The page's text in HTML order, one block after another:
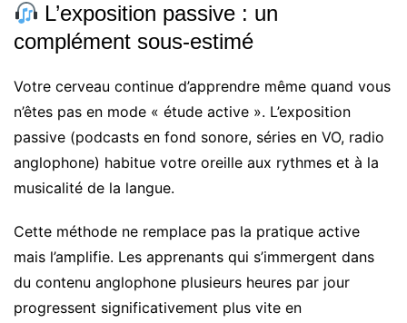
L’exposition passive : un
complément sous-estimé
Votre cerveau continue d’apprendre même quand vous
n’êtes pas en mode « étude active ». L’exposition
passive (podcasts en fond sonore, séries en VO, radio
anglophone) habitue votre oreille aux rythmes et à la
musicalité de la langue.
Cette méthode ne remplace pas la pratique active
mais l’amplifie. Les apprenants qui s’immergent dans
du contenu anglophone plusieurs heures par jour
progressent significativement plus vite en